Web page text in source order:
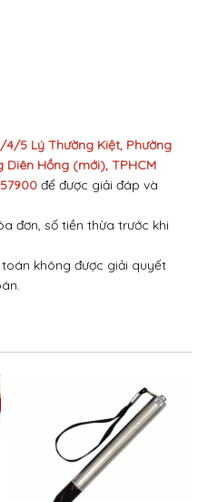
4/5 Lý Thường Kiệt, Phường
Diên Hồng (mới), TPHCM
để được giải đáp và
đơn, số tiền thừa trước khi
toán không được giải quyết